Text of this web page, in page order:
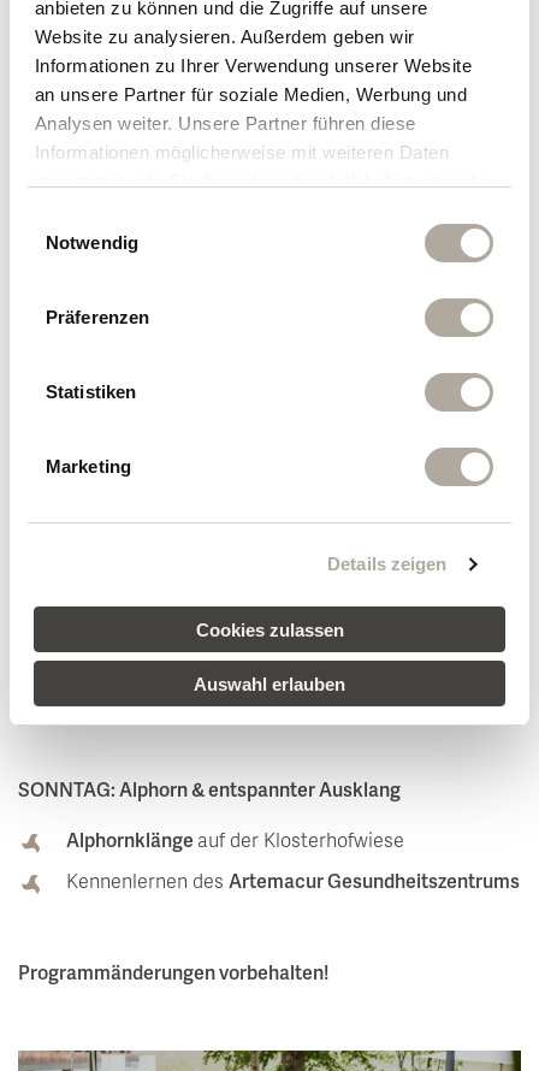
anbieten zu können und die Zugriffe auf unsere
Website zu analysieren. Außerdem geben wir
Informationen zu Ihrer Verwendung unserer Website
an unsere Partner für soziale Medien, Werbung und
Analysen weiter. Unsere Partner führen diese
Informationen möglicherweise mit weiteren Daten
haben.
Notwendig
Präferenzen
Statistiken
Marketing
Details zeigen
Cookies zulassen
Auswahl erlauben
Artemacur Spa
DONNERSTAG: Entspannung, Sommer & BBQ
Untertags individuelle Entspannung in der Spa-
Am Abend sommerliches
Abends
an der Feuerschale und
Fisch in einer Kräuter-Salzkruste
SAMSTAG: Waldbaden & Jubiläumsabend
Waldbaden am Kraftplatz Herzstein
Bambi-Galazum 10-jährigen Klosterhof-Jubiläum.
SONNTAG: Alphorn & entspannter Ausklang
Alphornklänge auf der Klosterhofwiese
Kennenlernen des Artemacur Gesundheitszentrums
Programmänderungen vorbehalten!